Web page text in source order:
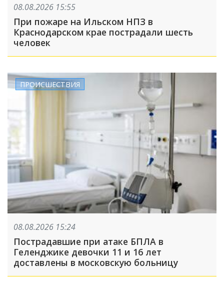
08.08.2026 15:55
При пожаре на Ильском НПЗ в
Краснодарском крае пострадали шесть
человек
ПРОИСШЕСТВИЯ
08.08.2026 15:24
Пострадавшие при атаке БПЛА в
Геленджике девочки 11 и 16 лет
доставлены в московскую больницу